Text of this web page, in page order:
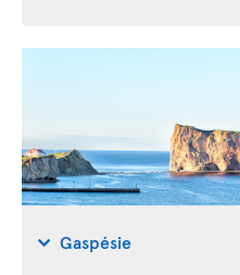
Gaspésie